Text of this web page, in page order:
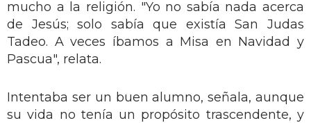
mucho a la religión. "Yo no sabía nada acerca
de Jesús; solo sabía que existía San Judas
Tadeo. A veces íbamos a Misa en Navidad y
Pascua", relata.
Intentaba ser un buen alumno, señala, aunque
su vida no tenía un propósito trascendente, y